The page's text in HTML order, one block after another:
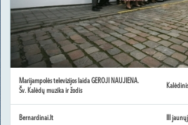
Marijampolės televizijos laida GEROJI NAUJIENA.
Šv. Kalėdų muzika ir žodis
Bernardinai.lt III